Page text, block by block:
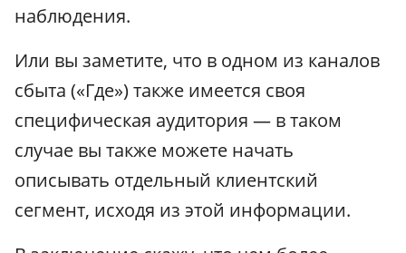
наблюдения.
Или вы заметите, что в одном из каналов
сбыта («Где») также имеется своя
специфическая аудитория — в таком
случае вы также можете начать
описывать отдельный клиентский
сегмент, исходя из этой информации.